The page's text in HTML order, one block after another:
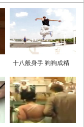
十八般身手 狗狗成精